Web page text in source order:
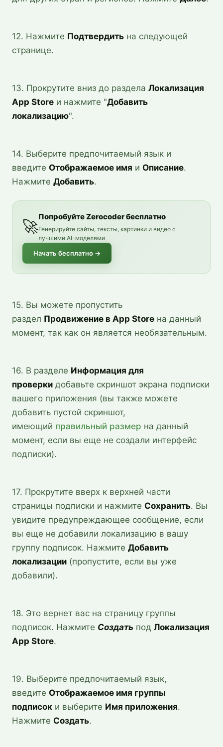
12. Нажмите Подтвердить на следующей
странице.
13. Прокрутите вниз до раздела Локализация
App Store и нажмите "Добавить
локализацию".
14. Выберите предпочитаемый язык и
введите Отображаемое имя и Описание.
Нажмите Добавить.
🚀
Попробуйте Zerocoder бесплатно
Генерируйте сайты, тексты, картинки и видео с
лучшими AI-моделями
Начать бесплатно →
15. Вы можете пропустить
раздел Продвижение в App Store на данный
момент, так как он является необязательным.
16. В разделе Информация для
проверки добавьте скриншот экрана подписки
вашего приложения (вы также можете
добавить пустой скриншот,
имеющий правильный размер на данный
момент, если вы еще не создали интерфейс
подписки).
17. Прокрутите вверх к верхней части
страницы подписки и нажмите Сохранить. Вы
увидите предупреждающее сообщение, если
вы еще не добавили локализацию в вашу
группу подписок. Нажмите Добавить
локализации (пропустите, если вы уже
добавили).
18. Это вернет вас на страницу группы
подписок. Нажмите Создать под Локализация
App Store.
19. Выберите предпочитаемый язык,
введите Отображаемое имя группы
подписок и выберите Имя приложения.
Нажмите Создать.